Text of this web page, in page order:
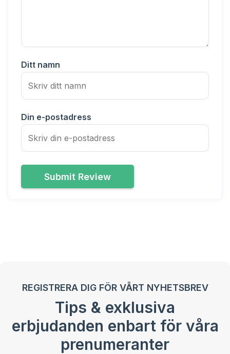
Ditt namn
Din e-postadress
Submit Review
REGISTRERA DIG FÖR VÅRT NYHETSBREV
Tips & exklusiva
erbjudanden enbart för våra
prenumeranter